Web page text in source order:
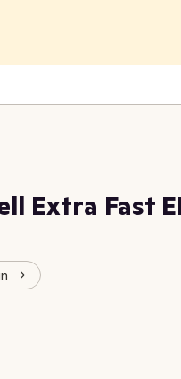
Extra Fast
kr